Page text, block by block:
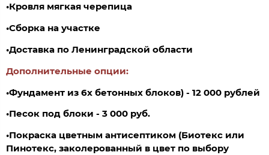
•Кровля мягкая черепица
•Сборка на участке
•Доставка по Ленинградской области
Дополнительные опции:
•Фундамент из 6х бетонных блоков) - 12 000 рублей
•Песок под блоки - 3 000 руб.
•Покраска цветным антисептиком (Биотекс или
Пинотекс, заколерованный в цвет по выбору